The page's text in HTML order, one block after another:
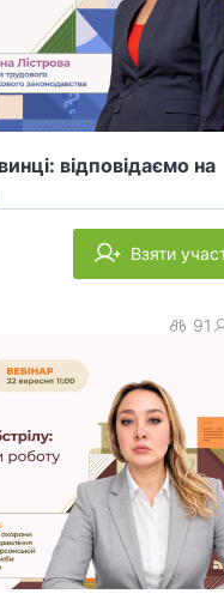
відповідаємо на
Взяти
91